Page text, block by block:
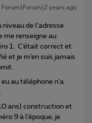
Forum|Forum|2 years ago
de l’adresse
me renseigne au
1. C’était correct et
et je m’en suis jamais
au téléphone n’a
ans) construction et
9 à l’époque, je